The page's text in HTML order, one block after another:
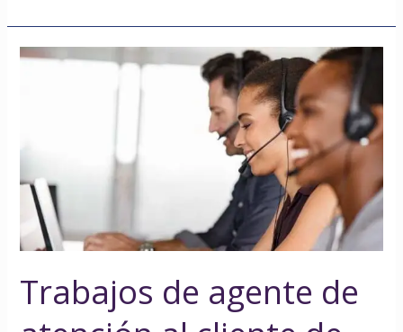
Trabajos de agente de
Trabajos
atención
al
cliente
United
Cómo
solicitarlo